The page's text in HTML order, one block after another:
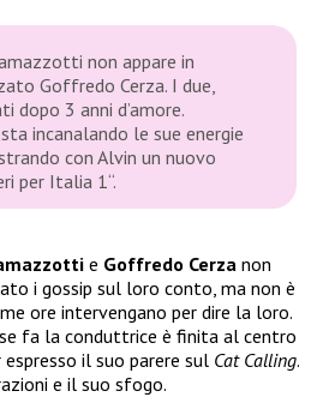
non appare in
Goffredo Cerza. I due,
dopo 3 anni d’amore.
incanalando le sue energie
con Alvin un nuovo
per Italia 1“.
e Goffredo Cerza non
i gossip sul loro conto, ma non è
ore intervengano per dire la loro.
fa la conduttrice è finita al centro
il suo parere sul Cat Calling.
e il suo sfogo.